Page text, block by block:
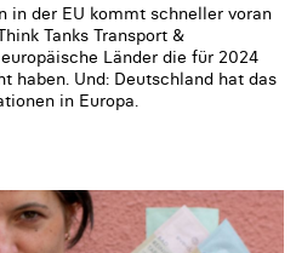
in der EU kommt schneller voran
Tanks Transport &
Länder die für 2024
haben. Und: Deutschland hat das
in Europa.